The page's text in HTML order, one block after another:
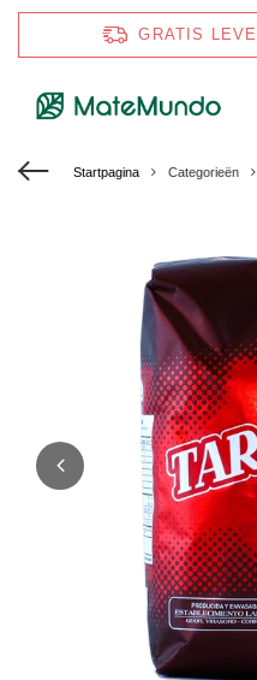
GRATIS
Startpagina Categorieën